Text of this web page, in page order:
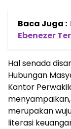
Baca Juga :
Ebenezer
Hal senada
Hubungan
Kantor
merupakan
literasi